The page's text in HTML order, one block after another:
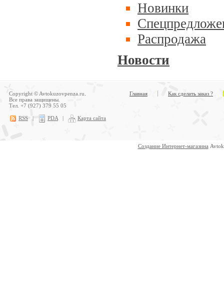
Новинки
Распродажа
Новости
Copyright © Avtokuzovpenza.ru.
Все права защищены.
Тел. +7 (927) 379 55 05
RSS | PDA | Карта сайта
Главная Как сделать заказ ?
Создание Интернет-магазина